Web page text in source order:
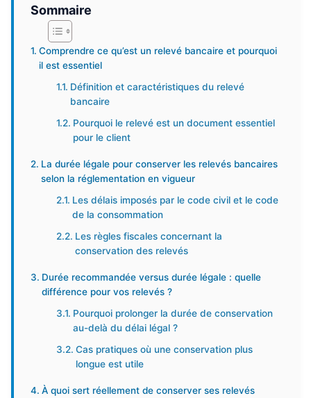
Sommaire
Comprendre ce qu’est un relevé bancaire et pourquoi
il est essentiel
Définition et caractéristiques du relevé
bancaire
Pourquoi le relevé est un document essentiel
pour le client
La durée légale pour conserver les relevés bancaires
selon la réglementation en vigueur
Les délais imposés par le code civil et le code
de la consommation
Les règles fiscales concernant la
conservation des relevés
Durée recommandée versus durée légale : quelle
différence pour vos relevés ?
Pourquoi prolonger la durée de conservation
au-delà du délai légal ?
Cas pratiques où une conservation plus
longue est utile
À quoi sert réellement de conserver ses relevés